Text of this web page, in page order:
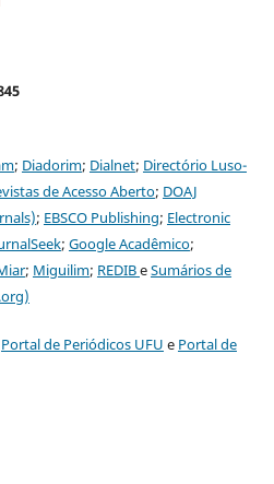
; Diadorim; Dialnet; Directório Luso-
de Acesso Aberto; DOAJ
; EBSCO Publishing; Electronic
; Google Acadêmico;
; Miguilim; REDIBeSumários de
Portal de Periódicos UFU e Portal de